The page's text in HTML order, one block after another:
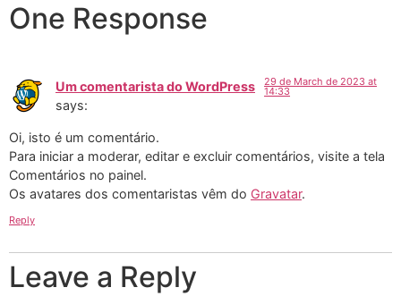
One Response
Um comentarista do WordPress
says:
29 de March de 2023 at
14:33
Oi, isto é um comentário.
Para iniciar a moderar, editar e excluir comentários, visite a tela
Comentários no painel.
Os avatares dos comentaristas vêm do Gravatar.
Reply
Leave a Reply